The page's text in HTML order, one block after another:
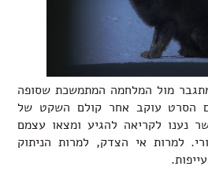
מול המלחמה המתמשכת שסופה
הסרט עוקב אחר קולם השקט של
נענו לקריאה להגיע ומצאו עצמם
למרות אי הצדק, למרות הניתוק